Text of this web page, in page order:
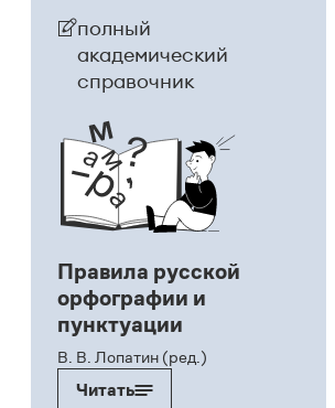
полный
академический
справочник
Правила русской
орфографии и
пунктуации
В. В. Лопатин (ред.)
Читать